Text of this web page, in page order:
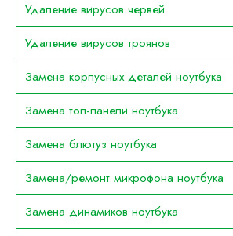
Удаление вирусов червей
Удаление вирусов троянов
Замена корпусных деталей ноутбука
Замена топ-панели ноутбука
Замена блютуз ноутбука
Замена/ремонт микрофона ноутбука
Замена динамиков ноутбука